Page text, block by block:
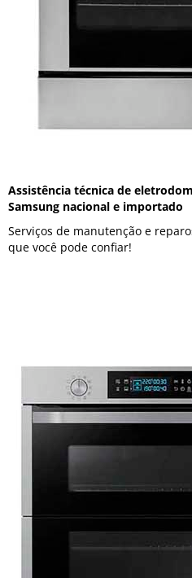
Assistência técnica de
Samsung nacional e importado
Serviços de manutenção e
que você pode confiar!